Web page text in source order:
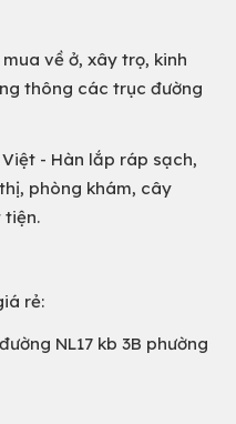
về ở, xây trọ, kinh
thông các trục đường
- Hàn lắp ráp sạch,
phòng khám, cây
tiện.
rẻ:
NL17 kb 3B phường